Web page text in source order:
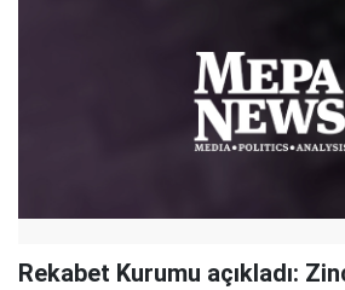
Rekabet Kurumu açıkladı: